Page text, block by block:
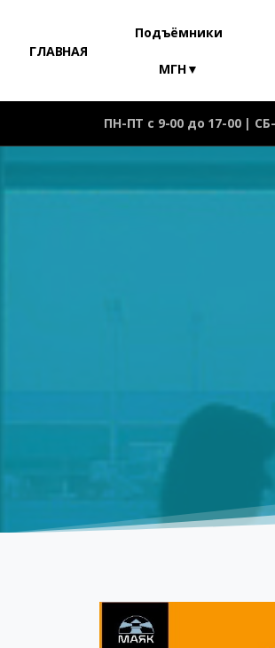
ГЛАВНАЯ
Подъёмники
МГН▼
ПН-ПТ с 9-00 до 17-00 |